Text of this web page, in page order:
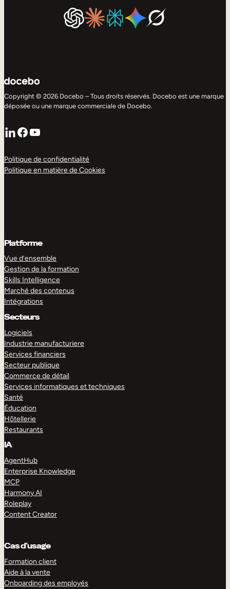
Copyright © 2026 Docebo – Tous droits réservés. Docebo est une marque
déposée ou une marque commerciale de Docebo.
LinkedIn
Facebook
YouTube
Politique de confidentialité
Politique en matière de Cookies
Platforme
Vue d’ensemble
Gestion de la formation
Skills Intelligence
Marché des contenus
Intégrations
Secteurs
Logiciels
Industrie manufacturiere
Services financiers
Secteur publique
Commerce de détail
Services informatiques et techniques
Santé
Éducation
Hôtellerie
Restaurants
IA
AgentHub
Enterprise Knowledge
MCP
Harmony AI
Roleplay
Content Creator
Cas d’usage
Formation client
Aide à la vente
Onboarding des employés